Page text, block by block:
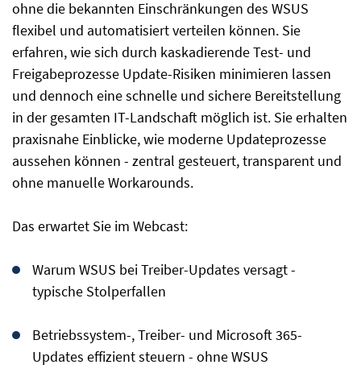
ohne die bekannten Einschränkungen des WSUS
flexibel und automatisiert verteilen können. Sie
erfahren, wie sich durch kaskadierende Test- und
Freigabeprozesse Update-Risiken minimieren lassen
und dennoch eine schnelle und sichere Bereitstellung
in der gesamten IT-Landschaft möglich ist. Sie erhalten
praxisnahe Einblicke, wie moderne Updateprozesse
aussehen können - zentral gesteuert, transparent und
ohne manuelle Workarounds.
Das erwartet Sie im Webcast:
Warum WSUS bei Treiber-Updates versagt -
typische Stolperfallen
Betriebssystem-, Treiber- und Microsoft 365-
Updates effizient steuern - ohne WSUS